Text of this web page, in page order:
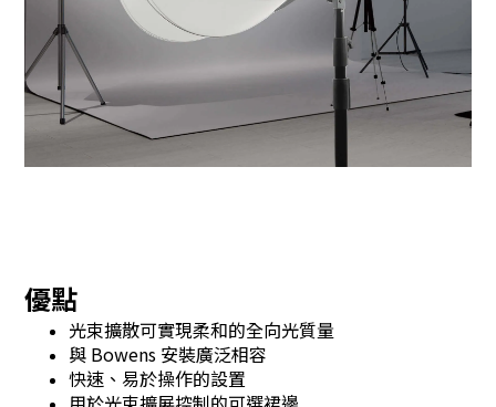
優點
光束擴散可實現柔和的全向光質量
與 Bowens 安裝廣泛相容
快速、易於操作的設置